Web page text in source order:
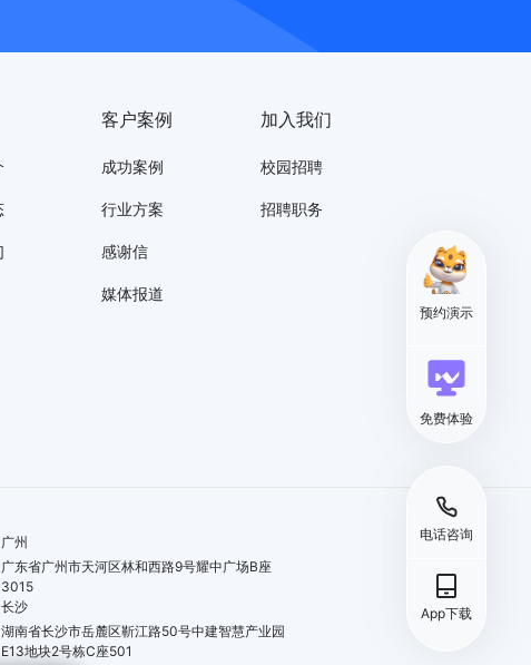
预约演示
免费体验
电话咨询
App下载
客户案例
成功案例
行业方案
感谢信
媒体报道
加入我们
校园招聘
招聘职务
广州
广东省广州市天河区林和西路9号耀中广场B座
3015
长沙
湖南省长沙市岳麓区靳江路50号中建智慧产业园
E13地块2号栋C座501